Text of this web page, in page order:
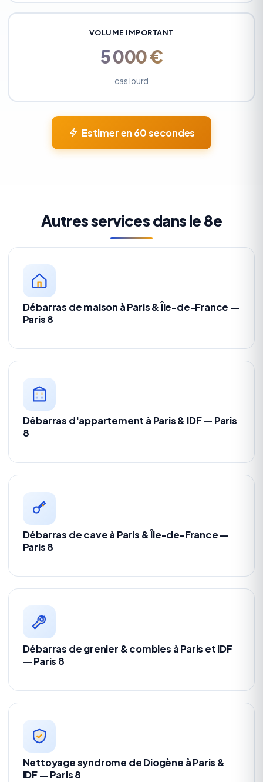
VOLUME IMPORTANT
5 000 €
cas lourd
Estimer en 60 secondes
Autres services dans le 8e
Débarras de maison à Paris & Île-de-France —
Paris 8
Débarras d'appartement à Paris & IDF — Paris
8
Débarras de cave à Paris & Île-de-France —
Paris 8
Débarras de grenier & combles à Paris et IDF
— Paris 8
Nettoyage syndrome de Diogène à Paris &
IDF — Paris 8